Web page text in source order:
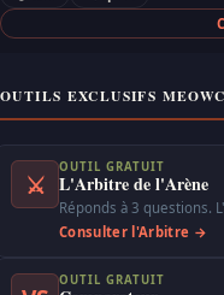
OUTILS EXCLUSIFS
⚔
OUTIL GRATUIT
L'Arbitre de l'Arène
Réponds à 3 questions.
Consulter l'Arbitre →
OUTIL GRATUIT